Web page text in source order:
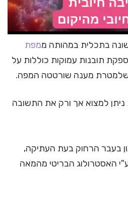
בתכלית במהותה ממפת
תובנות עמוקות כוללות על
שלמטרת מענה שורטטה המפה.
ניתן למצוא אך ורק את התשובה
בעבר הרחוק בעת העתיקה,
האסטרולוג הבריטי מהמאה